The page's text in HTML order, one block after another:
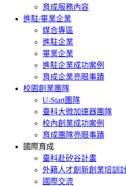
育成服務內容
進駐/畢業企業
媒合專區
進駐企業
畢業企業
進駐企業成功案例
育成企業亮眼事蹟
校園創業團隊
U-Start團隊
臺科大微加速器團隊
校內創業成功案例
育成團隊亮眼事蹟
國際育成
臺科赴矽谷計畫
外籍人才創新創業培訓
國際交流